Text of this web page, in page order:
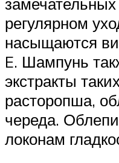
регулярном
насыщаются
E. Шампунь
экстракты
расторопша,
череда.
локонам